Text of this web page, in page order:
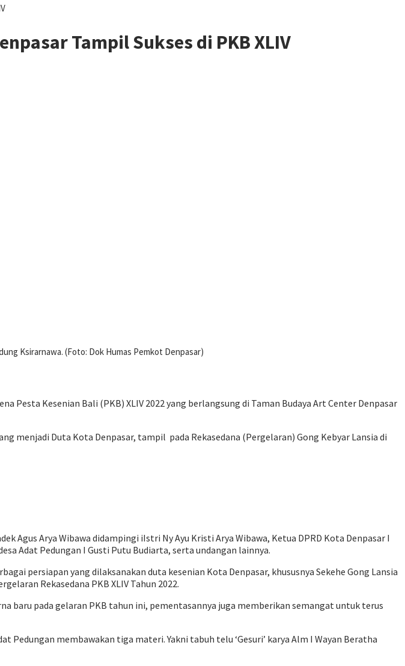
Tampil Sukses di PKB XLIV
Ksirarnawa. (Foto: Dok Humas Pemkot Denpasar)
Pesta Kesenian Bali (PKB) XLIV 2022 yang berlangsung di Taman Budaya Art Center Denpasar
menjadi Duta Kota Denpasar, tampil pada Rekasedana (Pergelaran) Gong Kebyar Lansia di
Agus Arya Wibawa didampingi iIstri Ny Ayu Kristi Arya Wibawa, Ketua DPRD Kota Denpasar I
Adat Pedungan I Gusti Putu Budiarta, serta undangan lainnya.
persiapan yang dilaksanakan duta kesenian Kota Denpasar, khususnya Sekehe Gong Lansia
Rekasedana PKB XLIV Tahun 2022.
baru pada gelaran PKB tahun ini, pementasannya juga memberikan semangat untuk terus
Pedungan membawakan tiga materi. Yakni tabuh telu ‘Gesuri’ karya Alm I Wayan Beratha